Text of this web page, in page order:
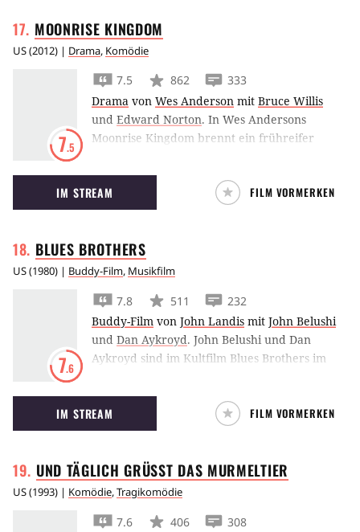
MOONRISE KINGDOM
US(2012) | Drama, Komödie
7.5
7.5 862
333
Drama von Wes Anderson mit Bruce Willis
und Edward Norton. In Wes Andersons
Moonrise Kingdom brennt ein frühreifer
Bruce Willis als Insel-Sheriff schlägt sich auf
ihre Seite.
IM STREAM FILM VORMERKEN
BLUES BROTHERS
US(1980) | Buddy-Film, Musikfilm
7.6
7.8 511
232
Buddy-Film von John Landis mit John Belushi
und Dan Aykroyd. John Belushi und Dan
Aykroyd sind im Kultfilm Blues Brothers im
IM STREAM FILM VORMERKEN
UND TÄGLICH GRÜSST DAS MURMELTIER
US(1993) | Komödie,Tragikomödie
7.6 406
308